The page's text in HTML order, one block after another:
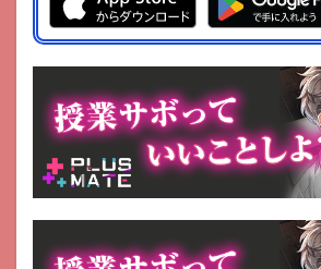
12
ミス
ンガ
ール
ズ～
霧の
世界
の車
窓か